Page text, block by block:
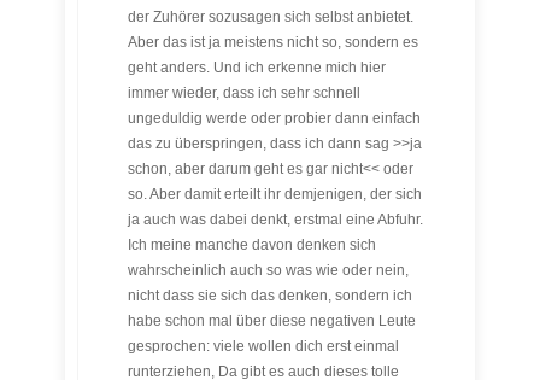
der Zuhörer sozusagen sich selbst anbietet.
Aber das ist ja meistens nicht so, sondern es
geht anders. Und ich erkenne mich hier
immer wieder, dass ich sehr schnell
ungeduldig werde oder probier dann einfach
das zu überspringen, dass ich dann sag >>ja
schon, aber darum geht es gar nicht<< oder
so. Aber damit erteilt ihr demjenigen, der sich
ja auch was dabei denkt, erstmal eine Abfuhr.
Ich meine manche davon denken sich
wahrscheinlich auch so was wie oder nein,
nicht dass sie sich das denken, sondern ich
habe schon mal über diese negativen Leute
gesprochen: viele wollen dich erst einmal
runterziehen, Da gibt es auch dieses tolle